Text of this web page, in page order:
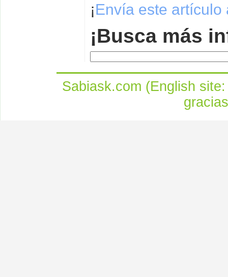
¡Envía este artículo
¡Busca más
Sabiask.com (English